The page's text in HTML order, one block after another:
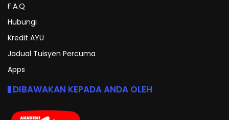
F.A.Q
Hubungi
Kredit AYU
Jadual Tuisyen Percuma
Apps
DIBAWAKAN KEPADA ANDA OLEH